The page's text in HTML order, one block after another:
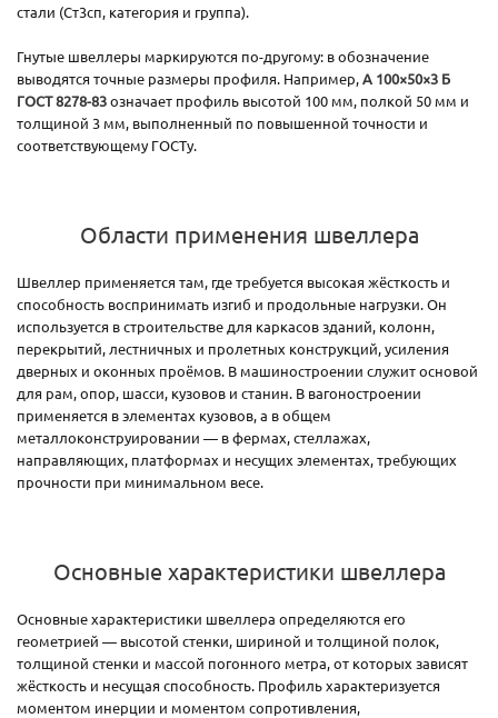
стали (Ст3сп, категория и группа).
Гнутые швеллеры маркируются по-другому: в обозначение
выводятся точные размеры профиля. Например,А 100×50×3 Б
ГОСТ 8278-83означает профиль высотой 100 мм, полкой 50 мм и
толщиной 3 мм, выполненный по повышенной точности и
соответствующему ГОСТу.
Области применения швеллера
Швеллер применяется там, где требуется высокая жёсткость и
способность воспринимать изгиб и продольные нагрузки. Он
используется в строительстве для каркасов зданий, колонн,
перекрытий, лестничных и пролетных конструкций, усиления
дверных и оконных проёмов. В машиностроении служит основой
для рам, опор, шасси, кузовов и станин. В вагоностроении
применяется в элементах кузовов, а в общем
металлоконструировании — в фермах, стеллажах,
направляющих, платформах и несущих элементах, требующих
прочности при минимальном весе.
Основные характеристики швеллера
Основные характеристики швеллера определяются его
геометрией — высотой стенки, шириной и толщиной полок,
толщиной стенки и массой погонного метра, от которых зависят
жёсткость и несущая способность. Профиль характеризуется
моментом инерции и моментом сопротивления,